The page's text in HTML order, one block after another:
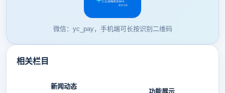
微信：yc_pay，手机端可长按识别二维码
相关栏目
新闻动态
功能展示